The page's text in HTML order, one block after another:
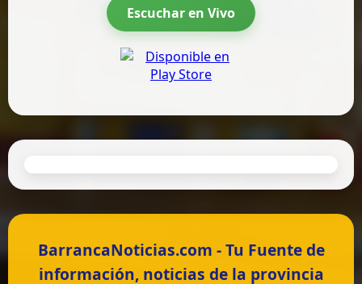
Escuchar en Vivo
BarrancaNoticias.com - Tu Fuente de
información, noticias de la provincia